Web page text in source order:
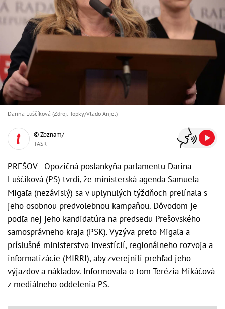
Darina Luščíková (Zdroj: Topky/Vlado Anjel)
© Zoznam/
TASR
PREŠOV - Opozičná poslankyňa parlamentu Darina
Luščíková (PS) tvrdí, že ministerská agenda Samuela
Migaľa (nezávislý) sa v uplynulých týždňoch prelínala s
jeho osobnou predvolebnou kampaňou. Dôvodom je
podľa nej jeho kandidatúra na predsedu Prešovského
samosprávneho kraja (PSK). Vyzýva preto Migaľa a
príslušné ministerstvo investícií, regionálneho rozvoja a
informatizácie (MIRRI), aby zverejnili prehľad jeho
výjazdov a nákladov. Informovala o tom Terézia Mikáčová
z mediálneho oddelenia PS.